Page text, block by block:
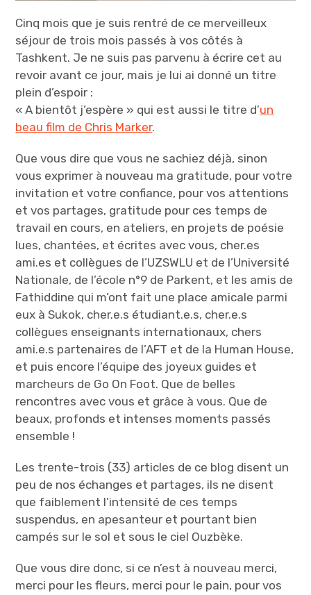
Cinq mois que je suis rentré de ce merveilleux
séjour de trois mois passés à vos côtés à
Tashkent. Je ne suis pas parvenu à écrire cet au
revoir avant ce jour, mais je lui ai donné un titre
plein d’espoir :
« A bientôt j’espère » qui est aussi le titre d’un
beau film de Chris Marker.
Que vous dire que vous ne sachiez déjà, sinon
vous exprimer à nouveau ma gratitude, pour votre
invitation et votre confiance, pour vos attentions
et vos partages, gratitude pour ces temps de
travail en cours, en ateliers, en projets de poésie
lues, chantées, et écrites avec vous, cher.es
ami.es et collègues de l’UZSWLU et de l’Université
Nationale, de l’école n°9 de Parkent, et les amis de
Fathiddine qui m’ont fait une place amicale parmi
eux à Sukok, cher.e.s étudiant.e.s, cher.e.s
collègues enseignants internationaux, chers
ami.e.s partenaires de l’AFT et de la Human House,
et puis encore l’équipe des joyeux guides et
marcheurs de Go On Foot. Que de belles
rencontres avec vous et grâce à vous. Que de
beaux, profonds et intenses moments passés
ensemble !
Les trente-trois (33) articles de ce blog disent un
peu de nos échanges et partages, ils ne disent
que faiblement l’intensité de ces temps
suspendus, en apesanteur et pourtant bien
campés sur le sol et sous le ciel Ouzbèke.
Que vous dire donc, si ce n’est à nouveau merci,
merci pour les fleurs, merci pour le pain, pour vos